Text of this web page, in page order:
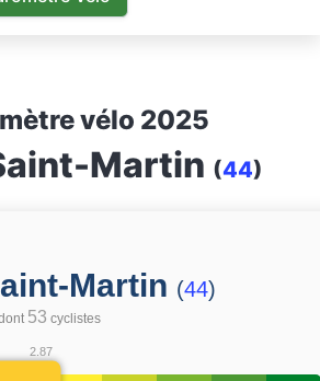
vélo 2025
Martin (44)
Martin (44)
53 cyclistes
2.87